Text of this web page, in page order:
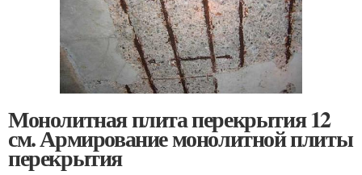
Монолитная плита перекрытия 12
см. Армирование монолитной плиты
перекрытия